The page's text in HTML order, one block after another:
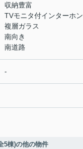
収納豊富
TVモニタ付インターホン
複層ガラス
南向き
南道路
-
5棟)の他の物件